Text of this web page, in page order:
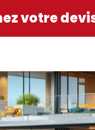
votre